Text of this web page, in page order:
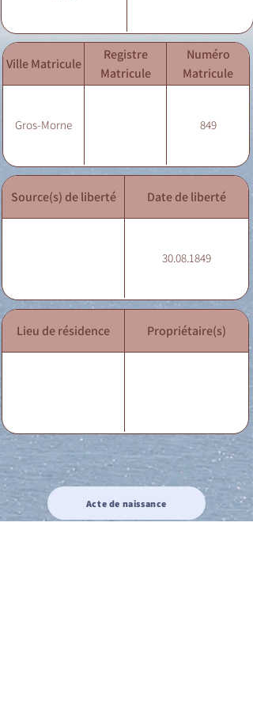
Ville Matricule
Registre
Matricule
Numéro
Matricule
Gros-Morne 849
Source(s) de liberté Date de liberté
30.08.1849
Lieu de résidence Propriétaire(s)
Acte de naissance